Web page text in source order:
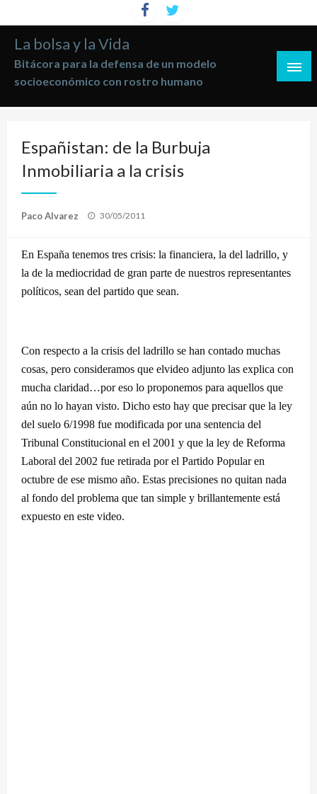
al
contenido
La bolsa y la Vida
Bitácora para la defensa de un modelo
socioeconómico con rostro humano
Españistan: de la Burbuja
Inmobiliaria a la crisis
Paco Alvarez
Publicado
30/05/2011
En España tenemos tres crisis: la financiera, la del ladrillo, y
la de la mediocridad de gran parte de nuestros representantes
políticos, sean del partido que sean.
Con respecto a la crisis del ladrillo se han contado muchas
cosas, pero consideramos que elvideo adjunto las explica con
mucha claridad…por eso lo proponemos para aquellos que
aún no lo hayan visto. Dicho esto hay que precisar que la ley
del suelo 6/1998 fue modificada por una sentencia del
Tribunal Constitucional en el 2001 y que la ley de Reforma
Laboral del 2002 fue retirada por el Partido Popular en
octubre de ese mismo año. Estas precisiones no quitan nada
al fondo del problema que tan simple y brillantemente está
expuesto en este video.